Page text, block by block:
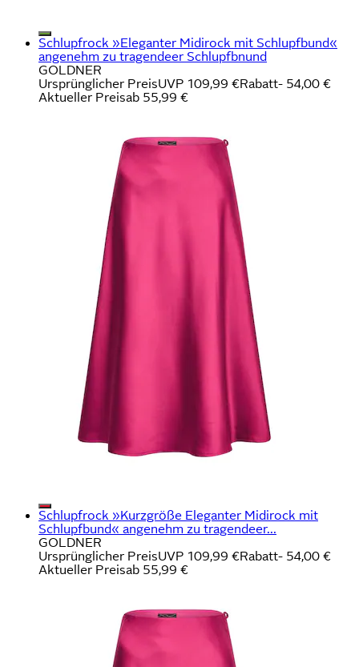
Schlupfrock »Eleganter Midirock mit Schlupfbund«
angenehm zu tragendeer Schlupfbnund
GOLDNER
Ursprünglicher PreisUVP 109,99 €Rabatt- 54,00 €
Aktueller Preisab 55,99 €
Schlupfrock »Kurzgröße Eleganter Midirock mit
Schlupfbund« angenehm zu tragendeer...
GOLDNER
Ursprünglicher PreisUVP 109,99 €Rabatt- 54,00 €
Aktueller Preisab 55,99 €